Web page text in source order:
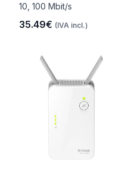
10, 100 Mbit/s
35.49€ (IVA incl.)